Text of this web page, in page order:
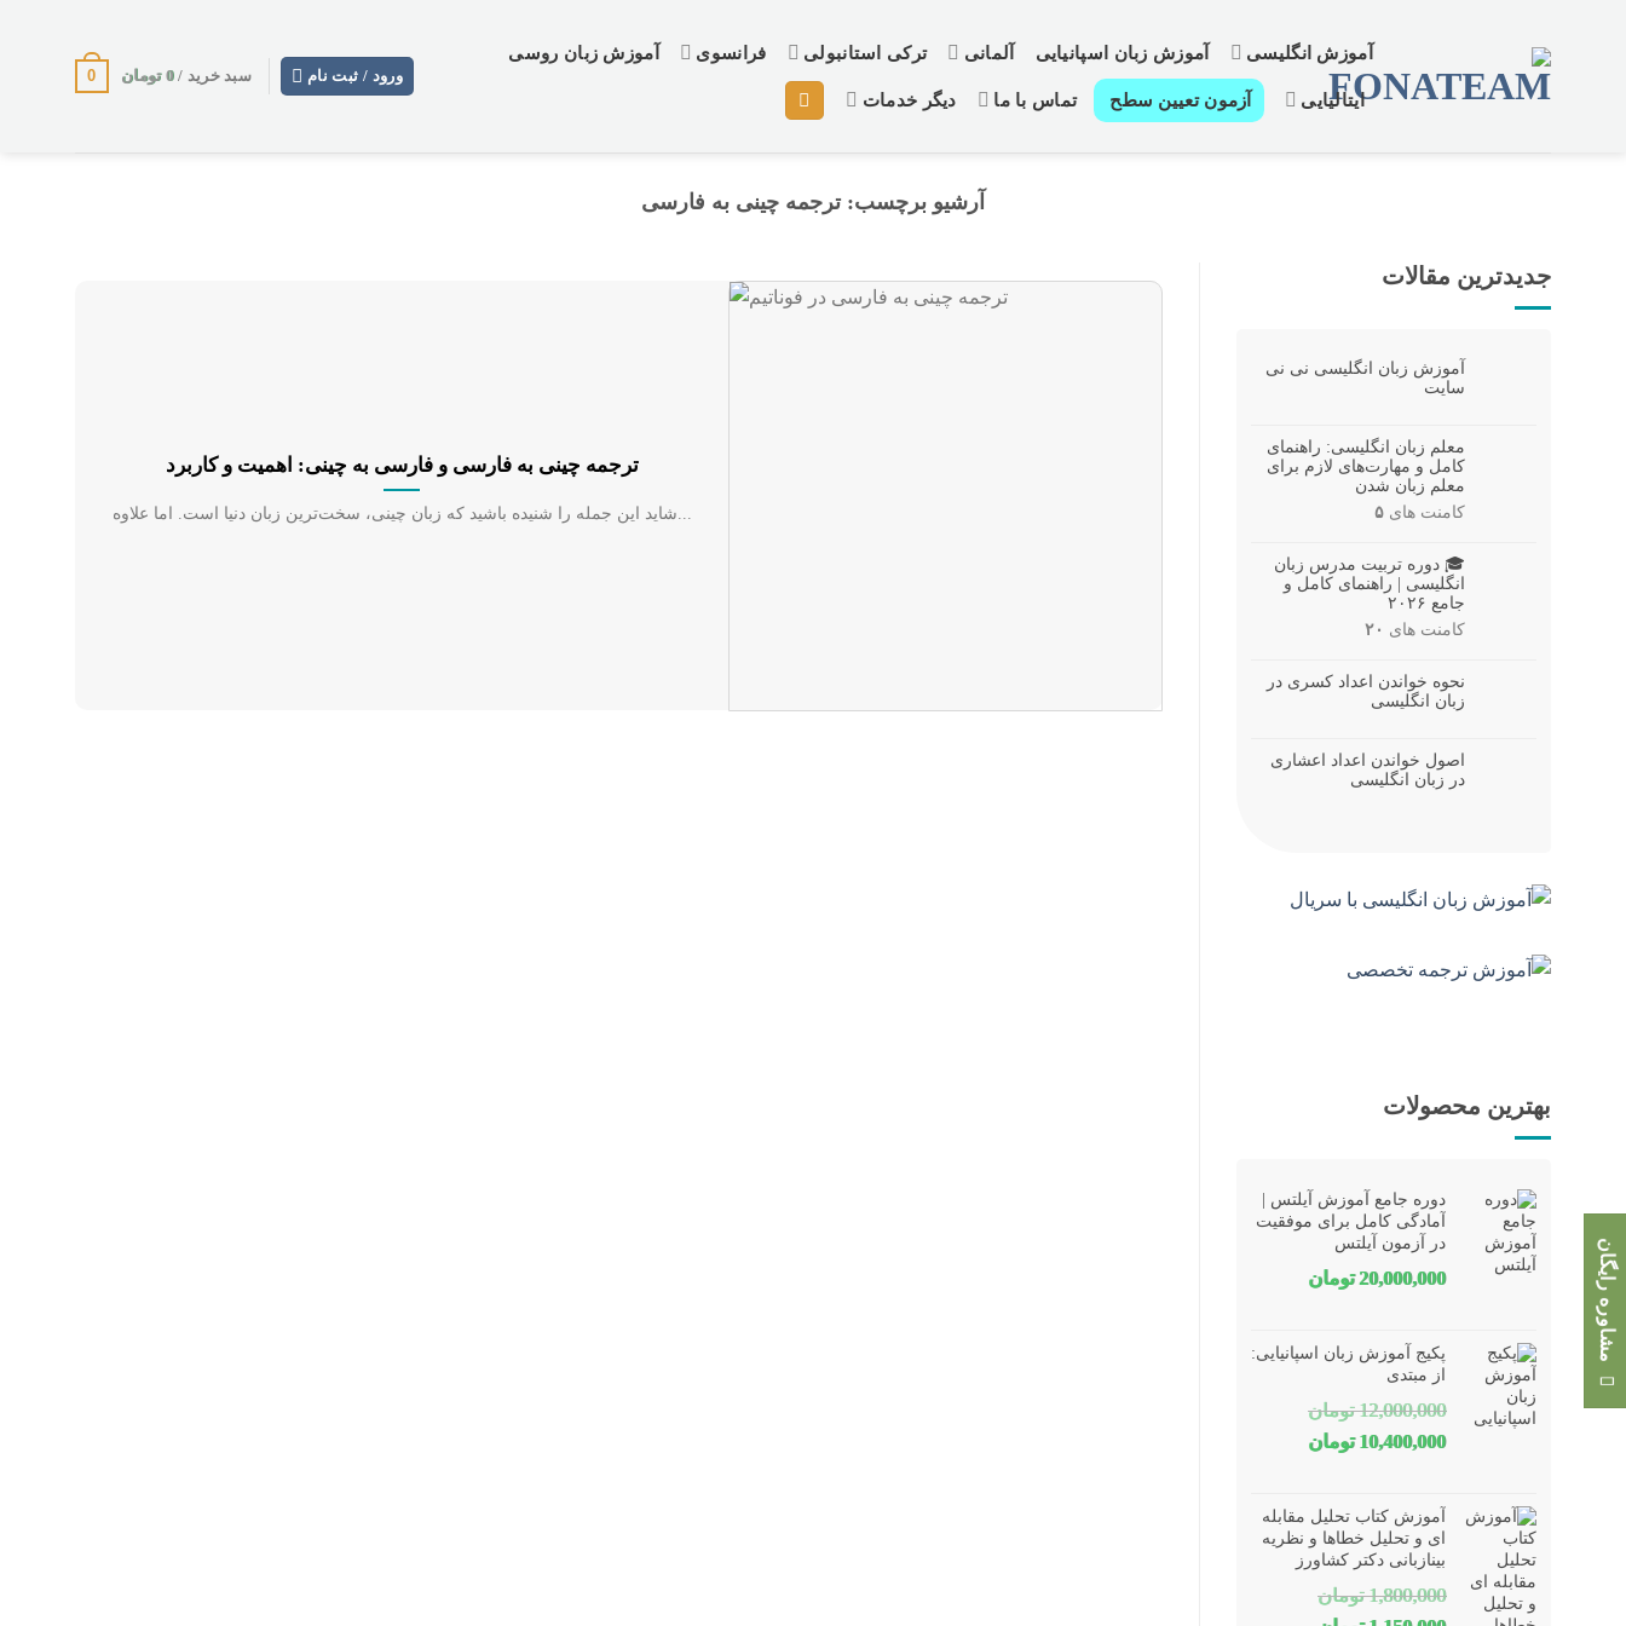
آموزش انگلیسی آموزش زبان اسپانیایی آلمانی ترکی استانبولی فرانسوی آموزش زبان روسی
ایتالیایی آزمون تعیین سطح تماس با ما دیگر خدمات
ورود / ثبت نام سبد خرید /0 تومان 0
آرشیو برچسب:ترجمه چینی به فارسی
جدیدترین مقالات
آموزش زبان انگلیسی نی نی
سایت
معلم زبان انگلیسی: راهنمای
کامل و مهارت‌های لازم برای
معلم زبان شدن
کامنت های ۵
🎓 دوره تربیت مدرس زبان
انگلیسی | راهنمای کامل و
جامع ۲۰۲۶
کامنت های ۲۰
نحوه خواندن اعداد کسری در
زبان انگلیسی
اصول خواندن اعداد اعشاری
در زبان انگلیسی
بهترین محصولات
دوره جامع آموزش آیلتس |
آمادگی کامل برای موفقیت
در آزمون آیلتس
20,000,000 تومان
پکیج آموزش زبان اسپانیایی:
از مبتدی
12,000,000 تومان
قیمت
بود.
10,400,000 تومان
است.
آموزش کتاب تحلیل مقابله
ای و تحلیل خطاها و نظریه
بینازبانی دکتر کشاورز
1,800,000 تومان
ترجمه چینی به فارسی و فارسی به چینی: اهمیت و کاربرد
شاید این جمله را شنیده باشید که زبان چینی، سخت‌ترین زبان دنیا است. اما علاوه...
مشاوره رایگان